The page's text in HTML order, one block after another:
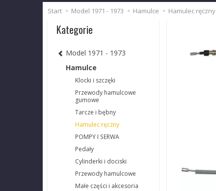
Start Model 1971 - 1973 Hamulce Hamulec ręczny
Kategorie
Model 1971 - 1973
Hamulce
Klocki i szczęki
Przewody hamulcowe
gumowe
Tarcze i bębny
Hamulec ręczny
POMPY I SERWA
Pedały
Cylinderki i dociski
Przewody hamulcowe
Małe części i akcesoria